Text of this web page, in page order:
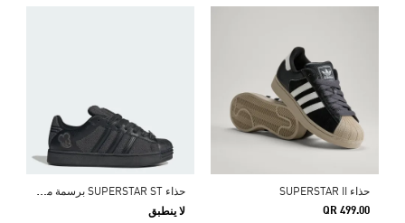
حذاء SUPERSTAR II
QR 499.00
ح
ذاء SUPERSTAR ST برسمة ميكي ماوس من أديداس وديزني
لا ينطبق